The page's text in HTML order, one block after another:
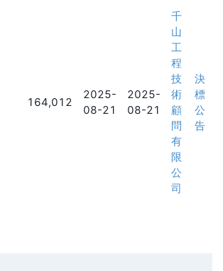
164,012
2025-
08-21
2025-
08-21
千
山
工
程
技
術
顧
問
有
限
公
司
決
標
公
告